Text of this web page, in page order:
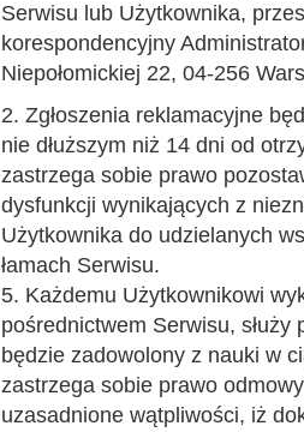
Serwisu lub Użytkownika,
korespondencyjny
Niepołomickiej 22, 04-256
2. Zgłoszenia reklamacyjne
nie dłuższym niż 14 dni od
zastrzega sobie prawo
dysfunkcji wynikających z
Użytkownika do udzielanych
łamach Serwisu.
5. Każdemu Użytkownikowi
pośrednictwem Serwisu,
będzie zadowolony z nauki w
zastrzega sobie prawo
uzasadnione wątpliwości, iż